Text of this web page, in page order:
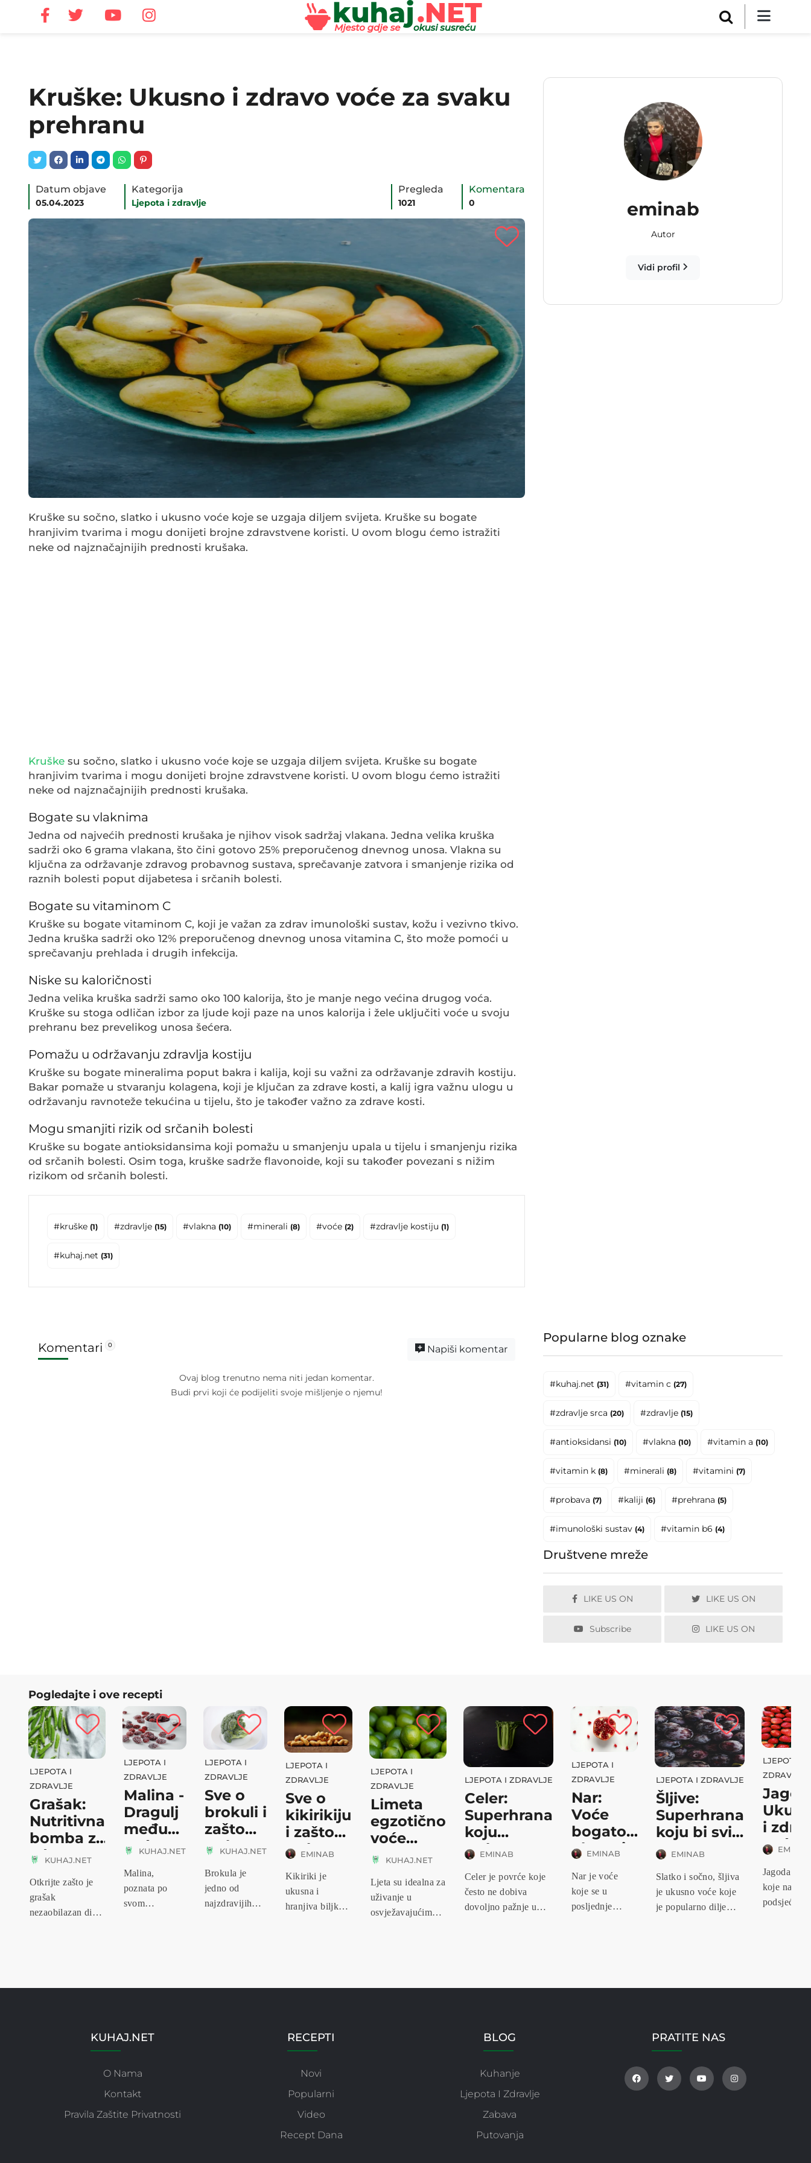
Kruške: Ukusno i zdravo voće za svaku
prehranu
Datum objave
05.04.2023
Kategorija
Ljepota i zdravlje
Pregleda
1021
Komentara
0
Kruške su sočno, slatko i ukusno voće koje se uzgaja diljem svijeta. Kruške su bogate
hranjivim tvarima i mogu donijeti brojne zdravstvene koristi. U ovom blogu ćemo istražiti
neke od najznačajnijih prednosti krušaka.
Kruške su sočno, slatko i ukusno voće koje se uzgaja diljem svijeta. Kruške su bogate
hranjivim tvarima i mogu donijeti brojne zdravstvene koristi. U ovom blogu ćemo istražiti
neke od najznačajnijih prednosti krušaka.
Bogate su vlaknima
Jedna od najvećih prednosti krušaka je njihov visok sadržaj vlakana. Jedna velika kruška
sadrži oko 6 grama vlakana, što čini gotovo 25% preporučenog dnevnog unosa. Vlakna su
ključna za održavanje zdravog probavnog sustava, sprečavanje zatvora i smanjenje rizika od
raznih bolesti poput dijabetesa i srčanih bolesti.
Bogate su vitaminom C
Kruške su bogate vitaminom C, koji je važan za zdrav imunološki sustav, kožu i vezivno tkivo.
Jedna kruška sadrži oko 12% preporučenog dnevnog unosa vitamina C, što može pomoći u
sprečavanju prehlada i drugih infekcija.
Niske su kaloričnosti
Jedna velika kruška sadrži samo oko 100 kalorija, što je manje nego većina drugog voća.
Kruške su stoga odličan izbor za ljude koji paze na unos kalorija i žele uključiti voće u svoju
prehranu bez prevelikog unosa šećera.
Pomažu u održavanju zdravlja kostiju
Kruške su bogate mineralima poput bakra i kalija, koji su važni za održavanje zdravih kostiju.
Bakar pomaže u stvaranju kolagena, koji je ključan za zdrave kosti, a kalij igra važnu ulogu u
održavanju ravnoteže tekućina u tijelu, što je također važno za zdrave kosti.
Mogu smanjiti rizik od srčanih bolesti
Kruške su bogate antioksidansima koji pomažu u smanjenju upala u tijelu i smanjenju rizika
od srčanih bolesti. Osim toga, kruške sadrže flavonoide, koji su također povezani s nižim
rizikom od srčanih bolesti.
#kruške (1) #zdravlje (15) #vlakna (10) #minerali (8) #voće (2) #zdravlje kostiju (1)
#kuhaj.net (31)
eminab
Autor
Vidi profil
Komentari 0 Napiši komentar
Ovaj blog trenutno nema niti jedan komentar.
Budi prvi koji će podijeliti svoje mišljenje o njemu!
Popularne blog oznake
#kuhaj.net(31) #vitamin c(27)
#zdravlje srca(20) #zdravlje(15)
#antioksidansi(10) #vlakna(10) #vitamin a(10)
#vitamin k(8) #minerali(8) #vitamini(7)
#probava(7) #kaliji(6) #prehrana(5)
#imunološki sustav(4) #vitamin b6(4)
Društvene mreže
LIKE US ON LIKE US ON
Subscribe LIKE US ON
Pogledajte i ove recepti
LJEPOTA I
ZDRAVLJE
Grašak:
Nutritivna
bomba za
zdrav...
KUHAJ.NET
Otkrijte zašto je
grašak
nezaobilazan dio
LJEPOTA I
ZDRAVLJE
Malina -
Dragulj
među
voćem
KUHAJ.NET
Malina,
poznata po
svom
LJEPOTA I
ZDRAVLJE
Sve o
brokuli i
zašto
trebate
KUHAJ.NET
Brokula je
jedno od
najzdravijih
LJEPOTA I
ZDRAVLJE
Sve o
kikirikiju
i zašto
trebate...
EMINAB
Kikiriki je
ukusna i
hranjiva biljka
LJEPOTA I
ZDRAVLJE
Limeta
egzotično
voće
puno
KUHAJ.NET
Ljeta su idealna za
uživanje u
osvježavajućim
LJEPOTA I ZDRAVLJE
Celer:
Superhrana
koju
trebate
EMINAB
Celer je povrće koje
često ne dobiva
dovoljno pažnje u
LJEPOTA I
ZDRAVLJE
Nar:
Voće
bogatog
okusa i
EMINAB
Nar je voće
koje se u
posljednje
LJEPOTA I ZDRAVLJE
Šljive:
Superhrana
koju bi svi
tr...EMINAB
Slatko i sočno, šljiva
je ukusno voće koje
je popularno diljem
LJEPOTA I
ZDRAVLJE
i
voćeEMINAB
Jagoda -
koje nas
podsjeća na
KUHAJ.NET
O Nama
Kontakt
Pravila Zaštite Privatnosti
RECEPTI
Novi
Popularni
Video
Recept Dana
BLOG
Kuhanje
Ljepota I Zdravlje
Zabava
Putovanja
PRATITE NAS